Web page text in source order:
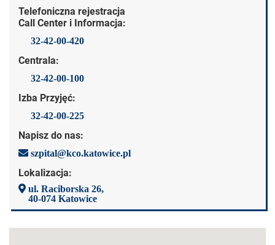
Dane kontaktowe
Telefoniczna rejestracja
Call Center i Informacja:
32-42-00-420
Centrala:
32-42-00-100
Izba Przyjęć:
32-42-00-225
Napisz do nas:
szpital@kco.katowice.pl
Lokalizacja:
ul. Raciborska 26,
40-074 Katowice